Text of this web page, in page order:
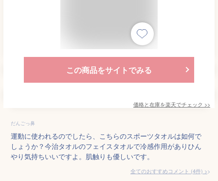
この商品をサイトでみる
価格と在庫を楽天でチェック >>
だんごっ鼻
運動に使われるのでしたら、こちらのスポーツタオルは如何で
しょうか？今治タオルのフェイスタオルで冷感作用がありひん
やり気持ちいいですよ。肌触りも優しいです。
全てのおすすめコメント (4件) >